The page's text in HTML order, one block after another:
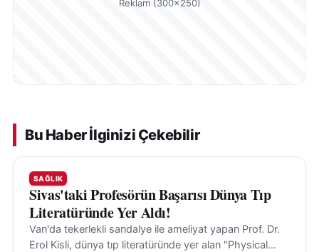
Reklam (300×250)
Bu Haber İlginizi Çekebilir
SAĞLIK
Sivas'taki Profesörün Başarısı Dünya Tıp
Literatüründe Yer Aldı!
Van'da tekerlekli sandalye ile ameliyat yapan Prof. Dr.
Erol Kisli, dünya tıp literatüründe yer alan "Physical